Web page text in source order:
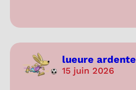
lueure ardente
15 juin 2026